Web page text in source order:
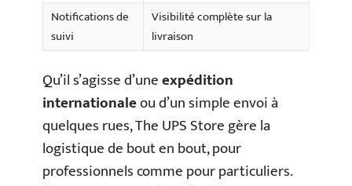
Notifications de
suivi
Visibilité complète sur la
livraison
Qu’il s’agisse d’uneexpédition
internationaleou d’un simple envoi à
quelques rues, The UPS Store gère la
logistique de bout en bout, pour
professionnels comme pour particuliers.